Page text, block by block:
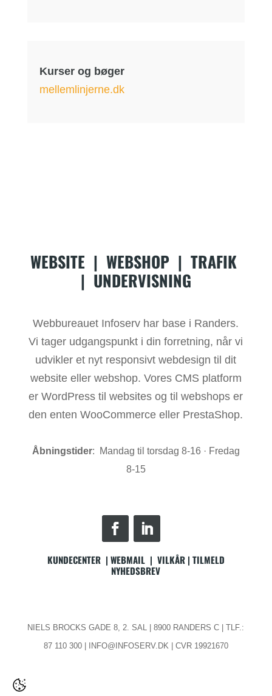
Kurser og bøger
mellemlinjerne.dk
WEBSITE |WEBSHOP |TRAFIK
| UNDERVISNING
Webbureauet Infoserv har base i Randers.
Vi tager udgangspunkt i din forretning, når vi
udvikler et nyt responsivt webdesign til dit
website eller webshop. Vores CMS platform
er WordPress til websites og til webshops er
den enten WooCommerce eller PrestaShop.
Åbningstider: Mandag til torsdag 8-16 · Fredag
8-15
KUNDECENTER| WEBMAIL| VILKÅR| TILMELD
NYHEDSBREV
NIELS BROCKS GADE 8, 2. SAL | 8900 RANDERS C | TLF.:
87 110 300 | INFO@INFOSERV.DK | CVR 19921670